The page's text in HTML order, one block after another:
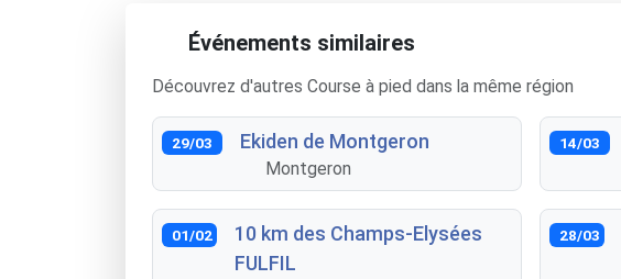
Événements similaires
Découvrez d'autres Course à pied dans la même région
29/03 Ekiden de Montgeron
Montgeron
14/03
01/02
10 km des Champs-Elysées
FULFIL
28/03